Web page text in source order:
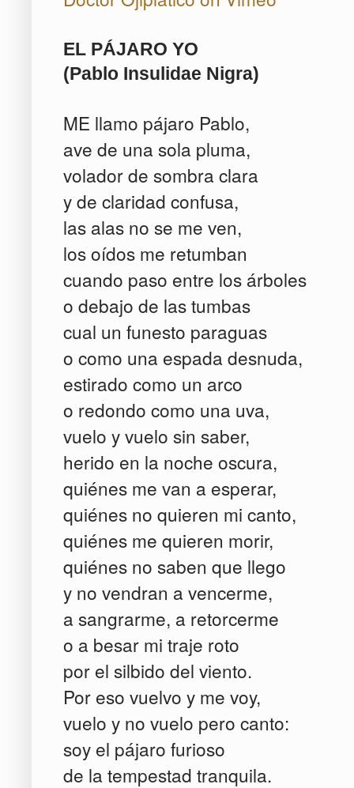
EL PÁJARO YO
(Pablo Insulidae Nigra)
ME llamo pájaro Pablo,
ave de una sola pluma,
volador de sombra clara
y de claridad confusa,
las alas no se me ven,
los oídos me retumban
cuando paso entre los árboles
o debajo de las tumbas
cual un funesto paraguas
o como una espada desnuda,
estirado como un arco
o redondo como una uva,
vuelo y vuelo sin saber,
herido en la noche oscura,
quiénes me van a esperar,
quiénes no quieren mi canto,
quiénes me quieren morir,
quiénes no saben que llego
y no vendran a vencerme,
a sangrarme, a retorcerme
o a besar mi traje roto
por el silbido del viento.
Por eso vuelvo y me voy,
vuelo y no vuelo pero canto:
soy el pájaro furioso
de la tempestad tranquila.